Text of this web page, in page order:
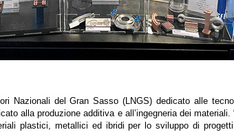
Nazionali del Gran Sasso (LNGS) dedicato alle
alla produzione additiva e all’ingegneria dei
plastici, metallici ed ibridi per lo sviluppo di